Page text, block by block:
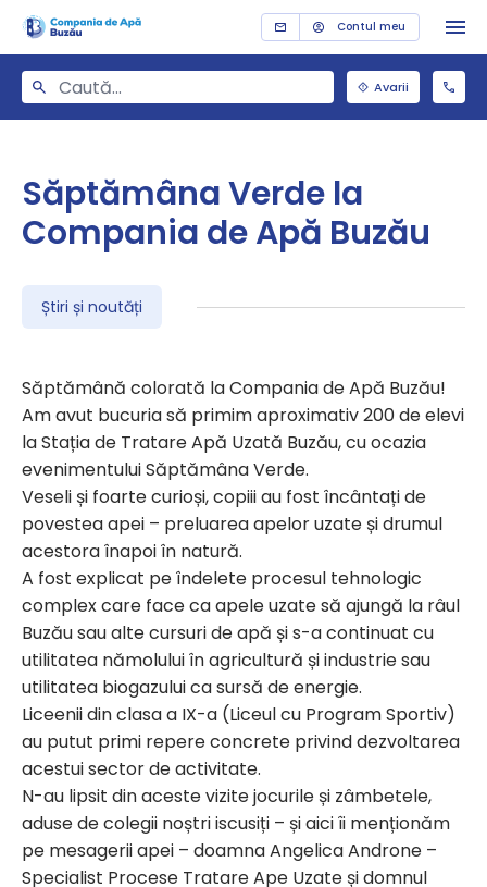
Contul meu
Avarii
Săptămâna Verde la
Compania de Apă Buzău
Știri și noutăți
Săptămână colorată la Compania de Apă Buzău!
Am avut bucuria să primim aproximativ 200 de elevi
la Stația de Tratare Apă Uzată Buzău, cu ocazia
evenimentului Săptămâna Verde.
Veseli și foarte curioși, copiii au fost încântați de
povestea apei – preluarea apelor uzate și drumul
acestora înapoi în natură.
A fost explicat pe îndelete procesul tehnologic
complex care face ca apele uzate să ajungă la râul
Buzău sau alte cursuri de apă și s-a continuat cu
utilitatea nămolului în agricultură și industrie sau
utilitatea biogazului ca sursă de energie.
Liceenii din clasa a IX-a (Liceul cu Program Sportiv)
au putut primi repere concrete privind dezvoltarea
acestui sector de activitate.
N-au lipsit din aceste vizite jocurile și zâmbetele,
aduse de colegii noștri iscusiți – și aici îi menționăm
pe mesagerii apei – doamna Angelica Androne –
Specialist Procese Tratare Ape Uzate și domnul